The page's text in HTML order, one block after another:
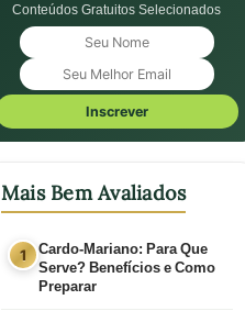
Conteúdos Gratuitos Selecionados
Inscrever
Mais Bem Avaliados
Cardo-Mariano: Para Que
Serve? Benefícios e Como
Preparar